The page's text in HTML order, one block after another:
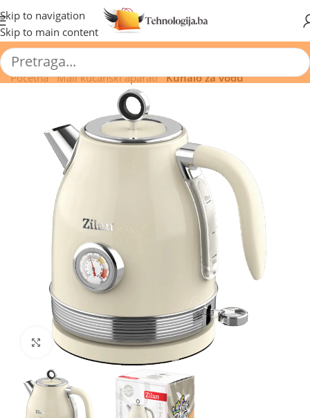
Skip to navigation
Skip to main content
🔥 Pogledajte aktuelne akcije 🔥
Početna/ Mali kućanski aparati/ Kuhalo za vodu
Kliknite za uvećanje